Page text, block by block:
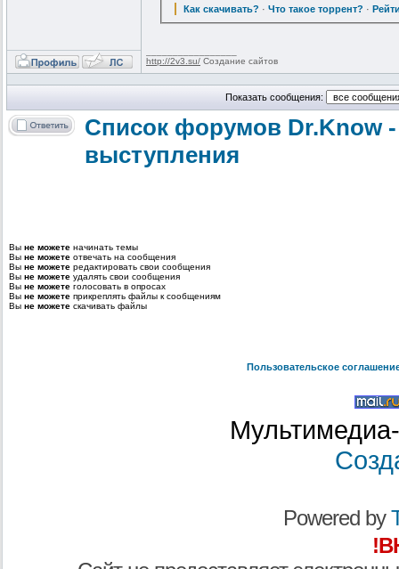
Как скачивать? ·Что такое торрент? ·
http://2v3.su/ Создание сайтов
Показать сообщения:
Список форумов Dr.Know
выступления
Вы не можете начинать темы
Вы не можете отвечать на сообщения
Вы не можете редактировать свои сообщения
Вы не можете удалять свои сообщения
Вы не можете голосовать в опросах
Вы не можете прикреплять файлы к сообщениям
Вы не можете скачивать файлы
Пользовательское
Powered by